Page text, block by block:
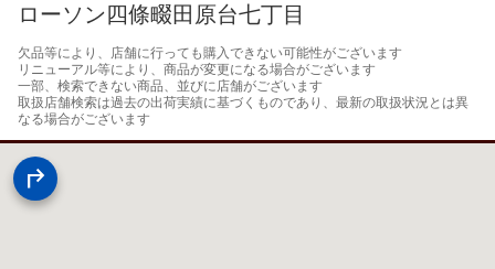
ローソン四條畷田原台七丁目
欠品等により、店舗に行っても購入できない可能性がございます
リニューアル等により、商品が変更になる場合がございます
一部、検索できない商品、並びに店舗がございます
取扱店舗検索は過去の出荷実績に基づくものであり、最新の取扱状況とは異
なる場合がございます